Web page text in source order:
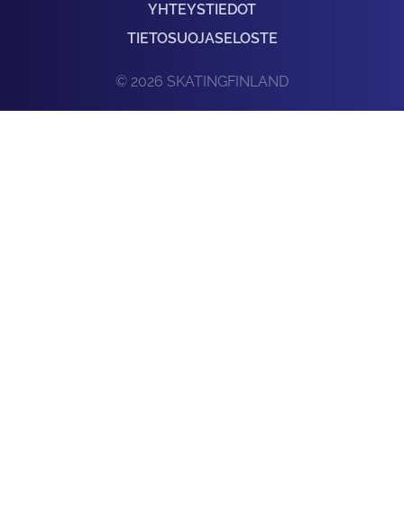
YHTEYSTIEDOT
TIETOSUOJASELOSTE
© 2026 SKATINGFINLAND